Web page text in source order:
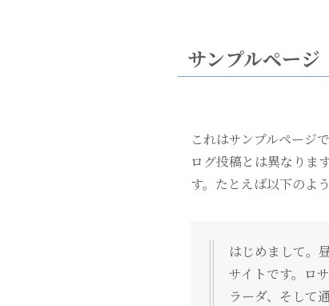
サンプルページ
これはサンプルページ
ログ投稿とは異なりま
す。たとえば以下のよ
はじめまして。
サイトです。ロ
ラーダ、そして